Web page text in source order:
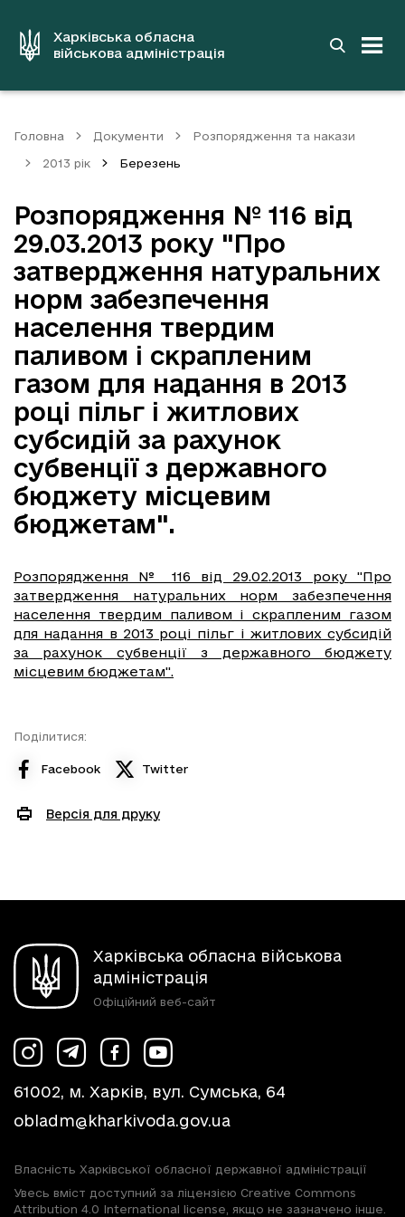
вмістуХарківська обласна
військова адміністрація
Головна Документи Розпорядження та накази
2013 рік Березень
Розпорядження № 116 від
29.03.2013 року "Про
затвердження натуральних
норм забезпечення
населення твердим
паливом і скрапленим
газом для надання в 2013
році пільг і житлових
субсидій за рахунок
субвенції з державного
бюджету місцевим
бюджетам".
Розпорядження № 116 від 29.02.2013 року "Про
затвердження натуральних норм забезпечення
населення твердим паливом і скрапленим газом
для надання в 2013 році пільг і житлових субсидій
за рахунок субвенції з державного бюджету
місцевим бюджетам".
Поділитися:
Facebook Twitter
Версія для друку
Харківська обласна військова
адміністрація
Офіційний веб-сайт
61002, м. Харків, вул. Сумська, 64
obladm@kharkivoda.gov.ua
Власність Харківської обласної державної адміністрації
Увесь вміст доступний за ліцензією Creative Commons
Attribution 4.0 International license, якщо не зазначено інше.